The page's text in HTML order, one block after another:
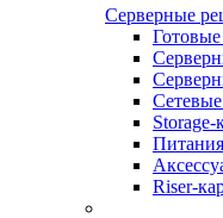
Серверные
Storage-
Riser-